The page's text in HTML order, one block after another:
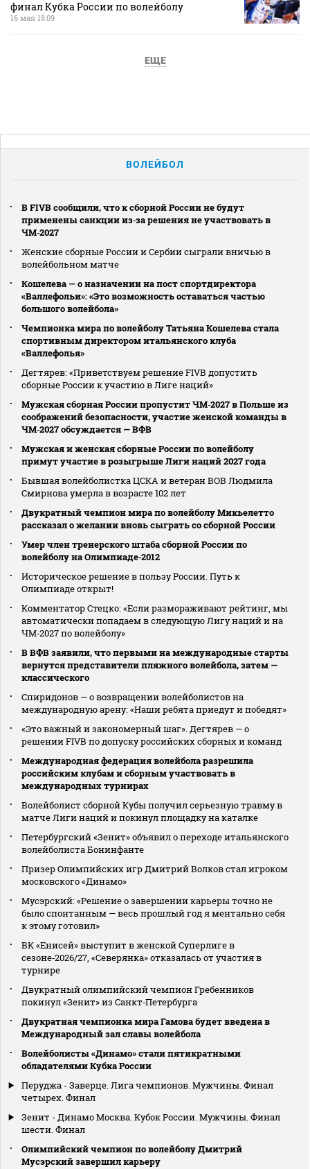
финал Кубка России по волейболу
16 мая 18:09
ЕЩЕ
ВОЛЕЙБОЛ
В FIVB сообщили, что к сборной России не будут
применены санкции из‑за решения не участвовать в
ЧМ‑2027
Женские сборные России и Сербии сыграли вничью в
волейбольном матче
Кошелева — о назначении на пост спортдиректора
«Валлефольи»: «Это возможность оставаться частью
большого волейбола»
Чемпионка мира по волейболу Татьяна Кошелева стала
спортивным директором итальянского клуба
«Валлефолья»
Дегтярев: «Приветствуем решение FIVB допустить
сборные России к участию в Лиге наций»
Мужская сборная России пропустит ЧМ‑2027 в Польше из
соображений безопасности, участие женской команды в
ЧМ‑2027 обсуждается — ВФВ
Мужская и женская сборные России по волейболу
примут участие в розыгрыше Лиги наций 2027 года
Бывшая волейболистка ЦСКА и ветеран ВОВ Людмила
Смирнова умерла в возрасте 102 лет
Двукратный чемпион мира по волейболу Микьелетто
рассказал о желании вновь сыграть со сборной России
Умер член тренерского штаба сборной России по
волейболу на Олимпиаде‑2012
Историческое решение в пользу России. Путь к
Олимпиаде открыт!
Комментатор Стецко: «Если размораживают рейтинг, мы
автоматически попадаем в следующую Лигу наций и на
ЧМ‑2027 по волейболу»
В ВФВ заявили, что первыми на международные старты
вернутся представители пляжного волейбола, затем —
классического
Спиридонов — о возвращении волейболистов на
международную арену: «Наши ребята приедут и победят»
«Это важный и закономерный шаг». Дегтярев — о
решении FIVB по допуску российских сборных и команд
Международная федерация волейбола разрешила
российским клубам и сборным участвовать в
международных турнирах
Волейболист сборной Кубы получил серьезную травму в
матче Лиги наций и покинул площадку на каталке
Петербургский «Зенит» объявил о переходе итальянского
волейболиста Бонинфанте
Призер Олимпийских игр Дмитрий Волков стал игроком
московского «Динамо»
Мусэрский: «Решение о завершении карьеры точно не
было спонтанным — весь прошлый год я ментально себя
к этому готовил»
ВК «Енисей» выступит в женской Суперлиге в
сезоне‑2026/27, «Северянка» отказалась от участия в
турнире
Двукратный олимпийский чемпион Гребенников
покинул «Зенит» из Санкт‑Петербурга
Двукратная чемпионка мира Гамова будет введена в
Международный зал славы волейбола
Волейболисты «Динамо» стали пятикратными
обладателями Кубка России
Перуджа - Заверце. Лига чемпионов. Мужчины. Финал
четырех. Финал
Зенит - Динамо Москва. Кубок России. Мужчины. Финал
шести. Финал
Олимпийский чемпион по волейболу Дмитрий
Мусэрский завершил карьеру